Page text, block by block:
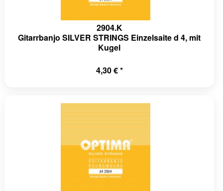
2904.K
Gitarrbanjo SILVER STRINGS Einzelsaite d 4, mit
Kugel
4,30 € *